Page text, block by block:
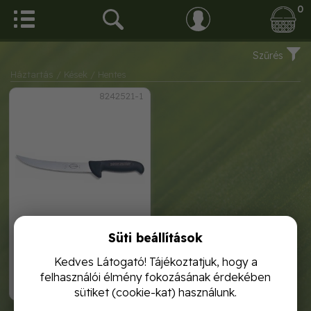
0
Szűrés
Háztartás / Kések
/ Hentes
8242521-1
11 000,-
dick ergogrip henteskés 21
cm merev, ívelt, vékony
Süti beállítások
Kedves Látogató! Tájékoztatjuk, hogy a
felhasználói élmény fokozásának érdekében
sütiket (cookie-kat) használunk.